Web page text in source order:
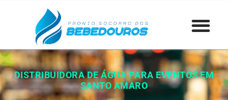
DISTRIBUIDORA DE ÁGUA PARA EVENTOS EM
SANTO AMARO